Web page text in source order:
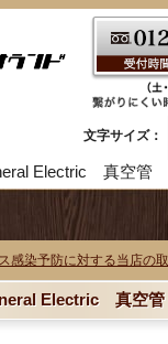
文字サイズ：
Electric 真空
感染予防に対する当店の
Electric 真